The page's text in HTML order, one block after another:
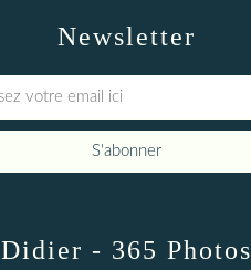
Newsletter
Didier - 365 Photos